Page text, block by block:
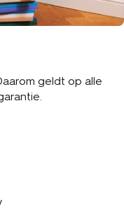
geldt op alle